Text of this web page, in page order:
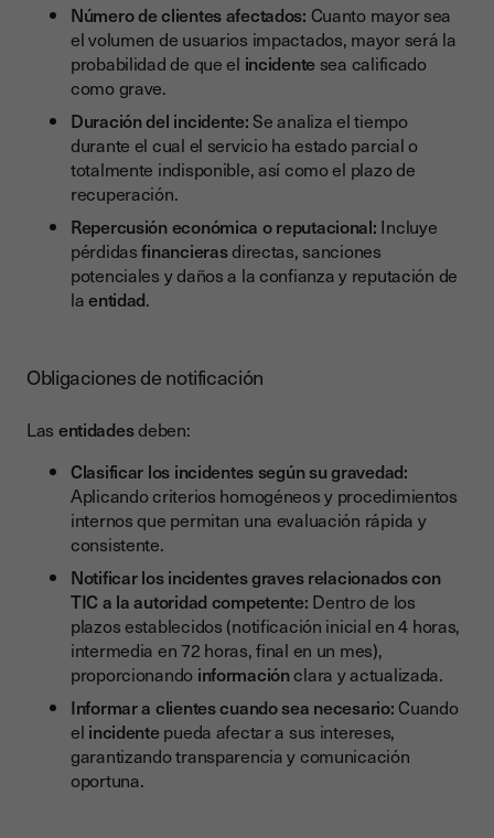
Número de clientes afectados: Cuanto mayor sea
el volumen de usuarios impactados, mayor será la
probabilidad de que el incidente sea calificado
como grave.
Duración del incidente:Se analiza el tiempo
durante el cual el servicio ha estado parcial o
totalmente indisponible, así como el plazo de
recuperación.
Repercusión económica o reputacional: Incluye
pérdidasfinancierasdirectas, sanciones
potenciales y daños a la confianza y reputación de
laentidad.
Obligaciones de notificación
Las entidadesdeben:
Clasificar los incidentes según su gravedad:
Aplicando criterios homogéneos y procedimientos
internos que permitan una evaluación rápida y
consistente.
Notificar los incidentes graves relacionados con
TIC a la autoridad competente: Dentro de los
plazos establecidos (notificación inicial en 4 horas,
intermedia en 72 horas, final en un mes),
proporcionando informaciónclara y actualizada.
Informar a clientes cuando sea necesario: Cuando
el incidentepueda afectar a sus intereses,
garantizando transparencia y comunicación
oportuna.